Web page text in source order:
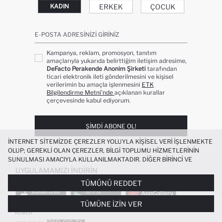
KADIN OVAL TOKA SUNI DERI GÜNLÜK
KEMER
KADIN ERKEK ÇOCUK
E-POSTA ADRESINIZI GIRINIZ
Kampanya, reklam, promosyon, tanıtım
amaçlarıyla yukarıda belirttiğim iletişim adresime,
DeFacto Perakende Anonim Şirketi tarafından
ticari elektronik ileti gönderilmesini ve kişisel
verilerimin bu amaçla işlenmesini ETK
Bilgilendirme Metni’nde açıklanan kurallar
çerçevesinde kabul ediyorum.
ŞIMDI ABONE OL!
UYGULAMAMIZI İNDIRIN
İNTERNET SITEMIZDE ÇEREZLER YOLUYLA KIŞISEL VERI IŞLENMEKTE
OLUP; GEREKLI OLAN ÇEREZLER, BILGI TOPLUMU HIZMETLERININ
SUNULMASI AMACIYLA KULLANILMAKTADIR. DIĞER BIRINCI VE
ÜÇÜNCÜ TARAF ÇEREZLER ISE SIZE DAHA IYI BIR ALIŞVERIŞ
DENEYIMI SUNULABILMESI, SITEMIZIN DAHA IŞLEVSEL KILINMASI VE
KIŞISELLEŞTIRMESI VE AÇIK RIZA VERMENIZ HALINDE, SIZLERE
YÖNELIK PAZARLAMA FAALIYETLERININ YAPILMASI AMAÇLARIYLA
SINIRLI OLARAK KULLANILACAKTIR. ÇEREZLERE DAIR TERCIHLERINIZI
ÇEREZ TERCIHLERIPANELI ARACILIĞIYLA HER ZAMAN YÖNETEBILIR,
TÜMÜNÜ REDDET
TÜMÜNE İZIN VER